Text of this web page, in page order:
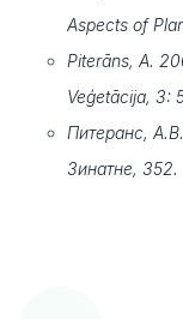
Aspects of
Piterāns, A.
Veģetācija, 3:
Питеранс,
Зинатне, 352.